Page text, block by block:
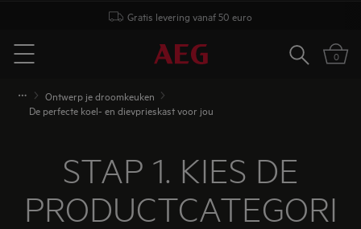
Gratis levering vanaf 50 euro
Menu
Zoeken0
Ontwerp je droomkeuken
De perfecte koel- en dievprieskast voor jou
STAP 1. KIES DE
PRODUCTCATEGORIE